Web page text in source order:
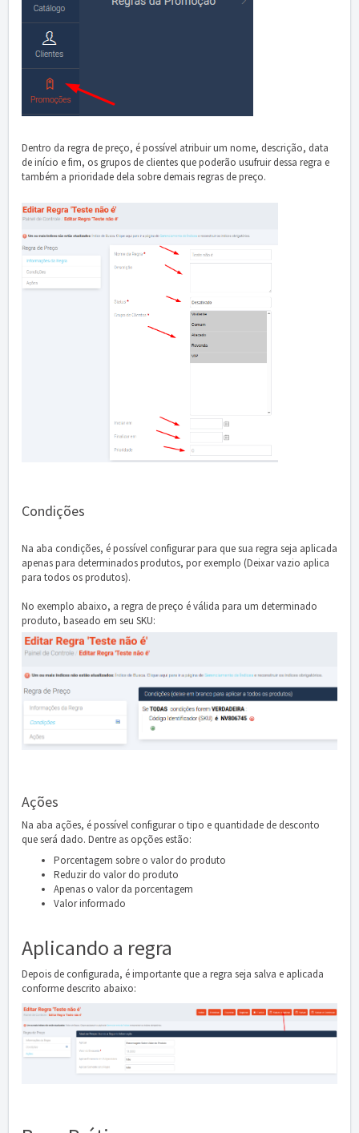
Dentro da regra de preço, é possível atribuir um nome, descrição, data
de início e fim, os grupos de clientes que poderão usufruir dessa regra e
também a prioridade dela sobre demais regras de preço.
Condições
Na aba condições, é possível configurar para que sua regra seja aplicada
apenas para determinados produtos, por exemplo (Deixar vazio aplica
para todos os produtos).
No exemplo abaixo, a regra de preço é válida para um determinado
produto, baseado em seu SKU:
Ações
Na aba ações, é possível configurar o tipo e quantidade de desconto
que será dado. Dentre as opções estão:
Porcentagem sobre o valor do produto
Reduzir do valor do produto
Apenas o valor da porcentagem
Valor informado
Aplicando a regra
Depois de configurada, é importante que a regra seja salva e aplicada
conforme descrito abaixo: